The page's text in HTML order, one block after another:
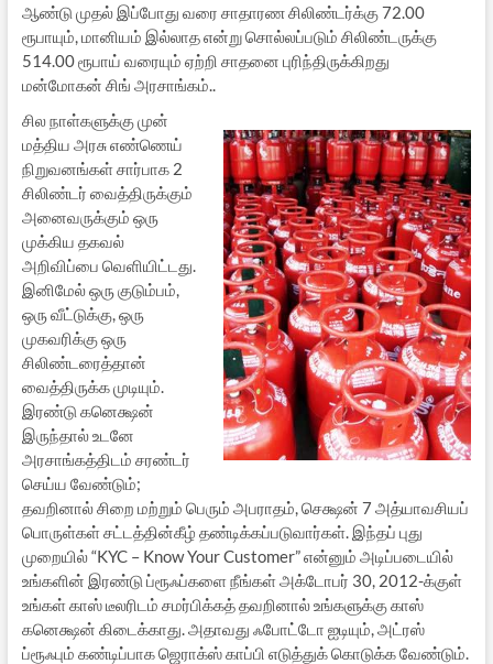
ஆண்டு முதல் இப்போது வரை சாதாரண சிலிண்டர்க்கு 72.00
ரூபாயும், மானியம் இல்லாத என்று சொல்லப்படும் சிலிண்டருக்கு
514.00 ரூபாய் வரையும் ஏற்றி சாதனை புரிந்திருக்கிறது
மன்மோகன் சிங் அரசாங்கம்..
சில நாள்களுக்கு முன்
மத்திய அரசு எண்ணெய்
நிறுவனங்கள் சார்பாக 2
சிலிண்டர் வைத்திருக்கும்
அனைவருக்கும் ஒரு
முக்கிய தகவல்
அறிவிப்பை வெளியிட்டது.
இனிமேல் ஒரு குடும்பம்,
ஒரு வீட்டுக்கு, ஒரு
முகவரிக்கு ஒரு
சிலிண்டரைத்தான்
வைத்திருக்க முடியும்.
இரண்டு கனெக்ஷன்
இருந்தால் உடனே
அரசாங்கத்திடம் சரண்டர்
செய்ய வேண்டும்;
தவறினால் சிறை மற்றும் பெரும் அபராதம், செக்ஷன் 7 அத்யாவசியப்
பொருள்கள் சட்டத்தின்கீழ் தண்டிக்கப்படுவார்கள். இந்தப் புது
முறையில் “KYC – Know Your Customer” என்னும் அடிப்படையில்
உங்களின் இரண்டு ப்ரூஃப்களை நீங்கள் அக்டோபர் 30, 2012-க்குள்
உங்கள் காஸ் டீலரிடம் சமர்பிக்கத் தவறினால் உங்களுக்கு காஸ்
கனெக்ஷன் கிடைக்காது. அதாவது ஃபோட்டோ ஐடியும், அட்ரஸ்
ப்ரூஃபும் கண்டிப்பாக ஜெராக்ஸ் காப்பி எடுத்துக் கொடுக்க வேண்டும்.